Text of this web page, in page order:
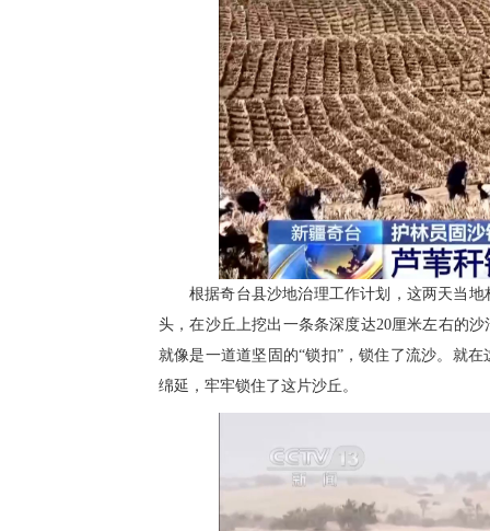
根据奇台县沙地治理工作计划，这两天当
头，在沙丘上挖出一条条深度达20厘米左右的
就像是一道道坚固的“锁扣”，锁住了流沙。就
绵延，牢牢锁住了这片沙丘。